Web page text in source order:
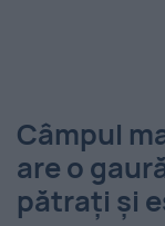
Câmpul
are o
pătraţi și